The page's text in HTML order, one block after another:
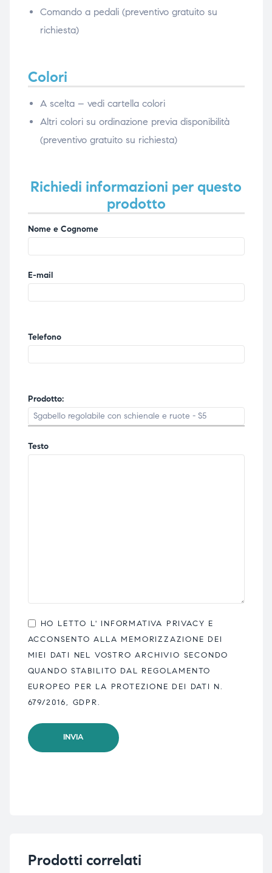
Comando a pedali (preventivo gratuito su
richiesta)
Colori
A scelta – vedi cartella colori
Altri colori su ordinazione previa disponibilità
(preventivo gratuito su richiesta)
Richiedi informazioni per questo
prodotto
Nome e Cognome
E-mail
Telefono
Prodotto:
Testo
HO LETTO L' INFORMATIVA PRIVACY E
ACCONSENTO ALLA MEMORIZZAZIONE DEI
MIEI DATI NEL VOSTRO ARCHIVIO SECONDO
QUANDO STABILITO DAL REGOLAMENTO
EUROPEO PER LA PROTEZIONE DEI DATI N.
679/2016, GDPR.
Prodotti correlati